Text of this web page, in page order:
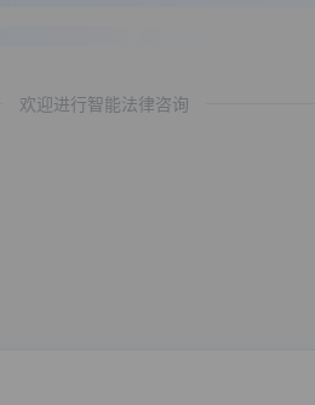
欢迎进行智能法律咨询